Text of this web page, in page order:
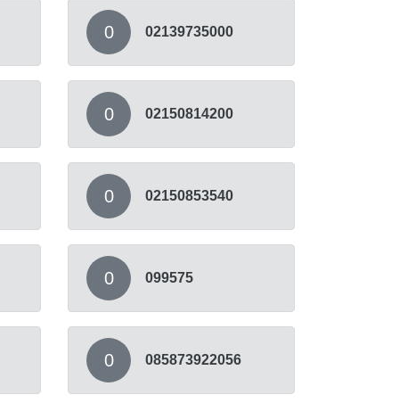
0 02139735000
0 02150814200
0 02150853540
0 099575
0 085873922056